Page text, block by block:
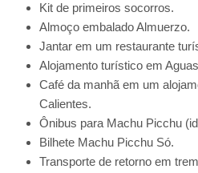
Kit de primeiros socorros.
Almoço embalado Almuerzo.
Jantar em um restaurante
Alojamento turístico em
Café da manhã em um
Calientes.
Ônibus para Machu Picchu
Bilhete Machu Picchu Só.
Transporte de retorno em